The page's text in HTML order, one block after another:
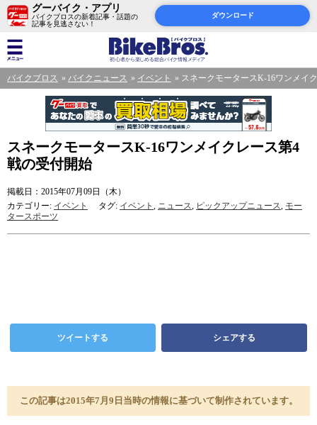
グーバイク・アプリ
バイクブロスの新着記事・話題の
記事を見逃さない！
ダウンロード
バイクブロス バイクニュース イベント スネークモータースK-16ワンメイ
スネークモータースK-16ワンメイクレース第4
戦の受付開始
掲載日：2015年07月09日（木）
カテゴリー: イベント タグ: イベント , ニュース, ピックアップニュース, モー
タースポーツ
ツイートする シェアする
この記事は2015年7月9日当時の情報に基づいて制作されています。